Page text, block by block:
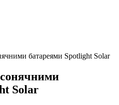
батареями Spotlight Solar
Solar